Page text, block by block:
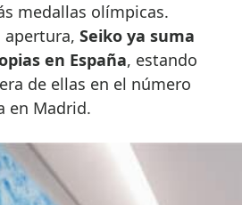
medallas olímpicas.
apertura, Seiko ya suma
en España, estando
de ellas en el número
en Madrid.